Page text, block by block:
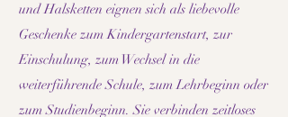
und Halsketten eignen sich als liebevolle
Geschenke zum Kindergartenstart, zur
Einschulung, zum Wechsel in die
weiterführende Schule, zum Lehrbeginn oder
zum Studienbeginn. Sie verbinden zeitloses